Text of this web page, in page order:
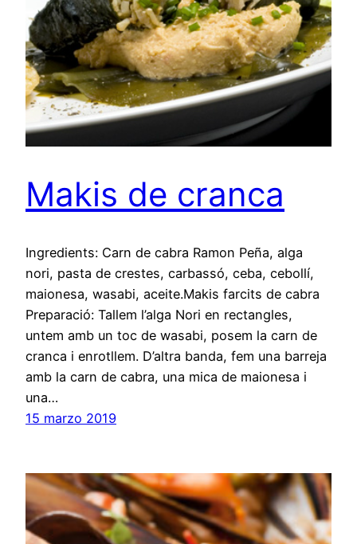
Makis de cranca
Ingredients: Carn de cabra Ramon Peña, alga
nori, pasta de crestes, carbassó, ceba, cebollí,
maionesa, wasabi, aceite.Makis farcits de cabra
Preparació: Tallem l’alga Nori en rectangles,
untem amb un toc de wasabi, posem la carn de
cranca i enrotllem. D’altra banda, fem una barreja
amb la carn de cabra, una mica de maionesa i
una…
15 marzo 2019